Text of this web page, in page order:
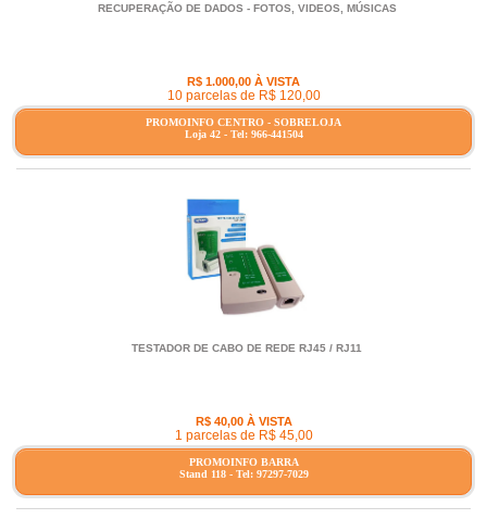
RECUPERAÇÃO DE DADOS - FOTOS, VIDEOS, MÚSICAS
R$ 1.000,00 À VISTA
10 parcelas de R$ 120,00
PROMOINFO CENTRO - SOBRELOJA
Loja 42 - Tel: 966-441504
TESTADOR DE CABO DE REDE RJ45 / RJ11
R$ 40,00 À VISTA
1 parcelas de R$ 45,00
PROMOINFO BARRA
Stand 118 - Tel: 97297-7029